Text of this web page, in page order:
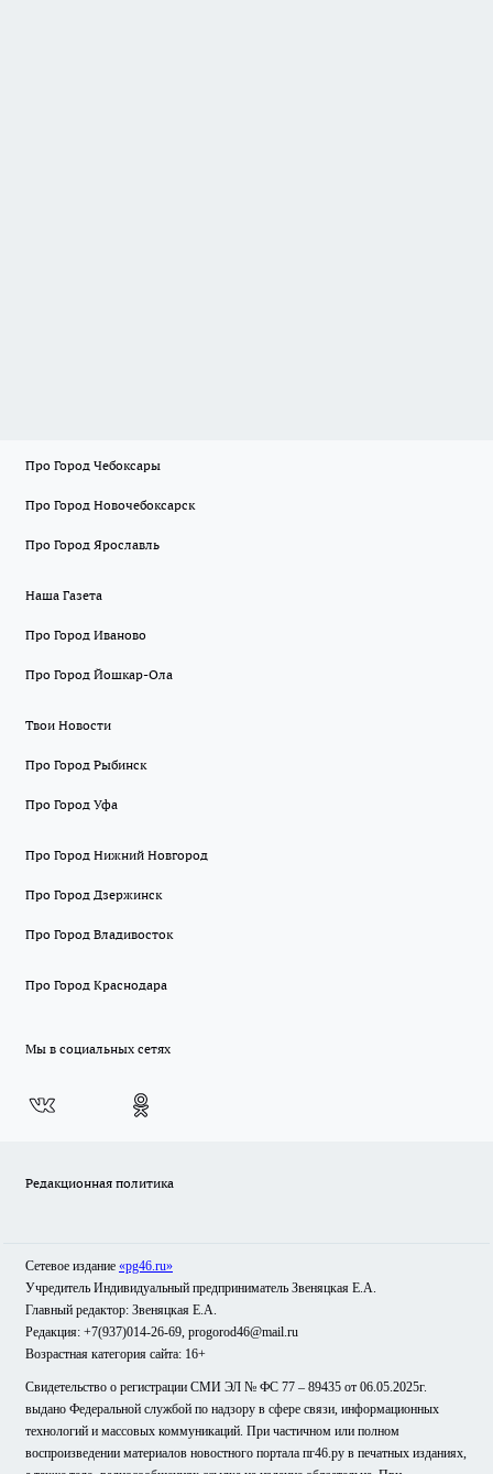
Про Город Чебоксары
Про Город Новочебоксарск
Про Город Ярославль
Наша Газета
Про Город Иваново
Про Город Йошкар-Ола
Твои Новости
Про Город Рыбинск
Про Город Уфа
Про Город Нижний Новгород
Про Город Дзержинск
Про Город Владивосток
Про Город Краснодара
Мы в социальных сетях
Редакционная политика
Сетевое издание «pg46.ru»
Учредитель Индивидуальный предприниматель Звеняцкая Е.А.
Главный редактор: Звеняцкая Е.А.
Редакция: +7(937)014-26-69, progorod46@mail.ru
Возрастная категория сайта: 16+
Свидетельство о регистрации СМИ ЭЛ № ФС 77 – 89435 от 06.05.2025г.
выдано Федеральной службой по надзору в сфере связи, информационных
технологий и массовых коммуникаций. При частичном или полном
воспроизведении материалов новостного портала пг46.ру в печатных изданиях,